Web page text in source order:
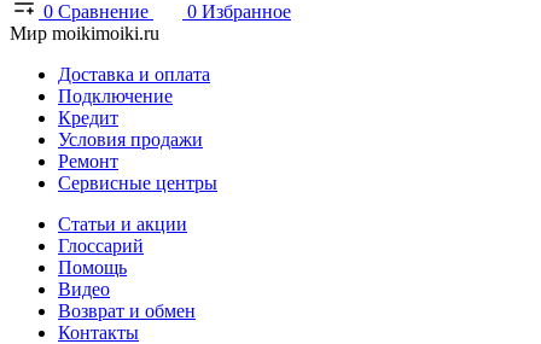
0 Сравнение 0 Избранное
Мир moikimoiki.ru
Доставка и оплата
Подключение
Кредит
Условия продажи
Ремонт
Сервисные центры
Статьи и акции
Глоссарий
Помощь
Видео
Возврат и обмен
Контакты